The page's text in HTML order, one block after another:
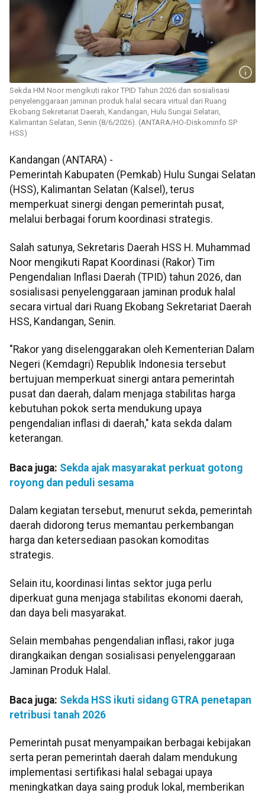
Sekda HM Noor mengikuti rakor TPID Tahun 2026 dan sosialisasi
penyelenggaraan jaminan produk halal secara virtual dari Ruang
Ekobang Sekretariat Daerah, Kandangan, Hulu Sungai Selatan,
Kalimantan Selatan, Senin (8/6/2026). (ANTARA/HO-Diskominfo SP
HSS)
Kandangan (ANTARA) -
Pemerintah Kabupaten (Pemkab) Hulu Sungai Selatan
(HSS), Kalimantan Selatan (Kalsel), terus
memperkuat sinergi dengan pemerintah pusat,
melalui berbagai forum koordinasi strategis.
Salah satunya, Sekretaris Daerah HSS H. Muhammad
Noor mengikuti Rapat Koordinasi (Rakor) Tim
Pengendalian Inflasi Daerah (TPID) tahun 2026, dan
sosialisasi penyelenggaraan jaminan produk halal
secara virtual dari Ruang Ekobang Sekretariat Daerah
HSS, Kandangan, Senin.
"Rakor yang diselenggarakan oleh Kementerian Dalam
Negeri (Kemdagri) Republik Indonesia tersebut
bertujuan memperkuat sinergi antara pemerintah
pusat dan daerah, dalam menjaga stabilitas harga
kebutuhan pokok serta mendukung upaya
pengendalian inflasi di daerah," kata sekda dalam
keterangan.
Baca juga: Sekda ajak masyarakat perkuat gotong
royong dan peduli sesama
Dalam kegiatan tersebut, menurut sekda, pemerintah
daerah didorong terus memantau perkembangan
harga dan ketersediaan pasokan komoditas
strategis.
Selain itu, koordinasi lintas sektor juga perlu
diperkuat guna menjaga stabilitas ekonomi daerah,
dan daya beli masyarakat.
Selain membahas pengendalian inflasi, rakor juga
dirangkaikan dengan sosialisasi penyelenggaraan
Jaminan Produk Halal.
Baca juga: Sekda HSS ikuti sidang GTRA penetapan
retribusi tanah 2026
Pemerintah pusat menyampaikan berbagai kebijakan
serta peran pemerintah daerah dalam mendukung
implementasi sertifikasi halal sebagai upaya
meningkatkan daya saing produk lokal, memberikan